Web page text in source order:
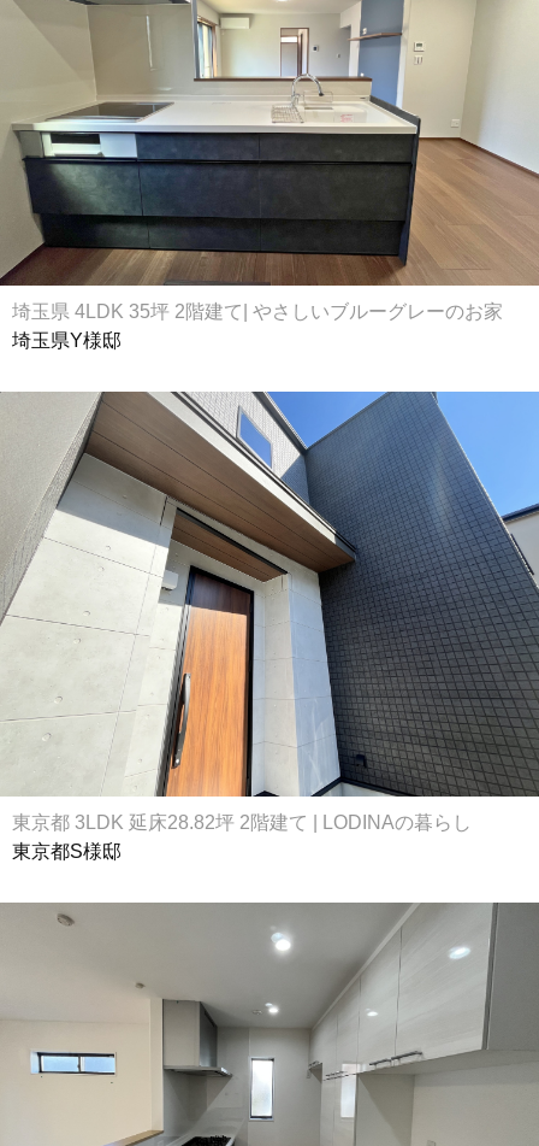
埼玉県 4LDK 35坪 2階建て| やさしいブルーグレーのお家
埼玉県Y様邸
東京都 3LDK 延床28.82坪 2階建て | LODINAの暮らし
東京都S様邸